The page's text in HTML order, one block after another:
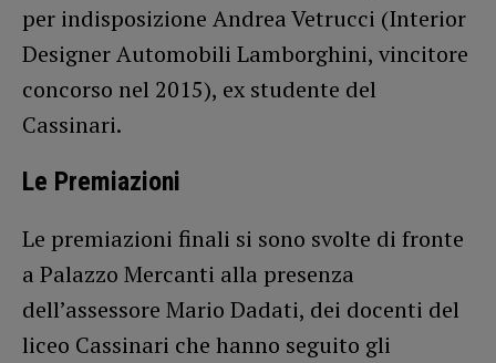
per indisposizione Andrea Vetrucci (Interior
Designer Automobili Lamborghini, vincitore
concorso nel 2015), ex studente del
Cassinari.
Le Premiazioni
Le premiazioni finali si sono svolte di fronte
a Palazzo Mercanti alla presenza
dell’assessore Mario Dadati, dei docenti del
liceo Cassinari che hanno seguito gli